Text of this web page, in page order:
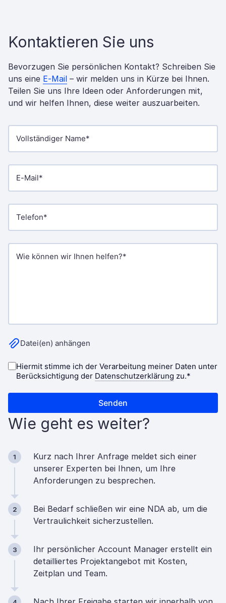
Kontaktieren Sie uns
Bevorzugen Sie persönlichen Kontakt? Schreiben Sie
uns eine E-Mail – wir melden uns in Kürze bei Ihnen.
Teilen Sie uns Ihre Ideen oder Anforderungen mit,
und wir helfen Ihnen, diese weiter auszuarbeiten.
Wie geht es weiter?
1
Kurz nach Ihrer Anfrage meldet sich einer
unserer Experten bei Ihnen, um Ihre
Anforderungen zu besprechen.
2
Bei Bedarf schließen wir eine NDA ab, um die
Vertraulichkeit sicherzustellen.
3
Ihr persönlicher Account Manager erstellt ein
detailliertes Projektangebot mit Kosten,
Zeitplan und Team.